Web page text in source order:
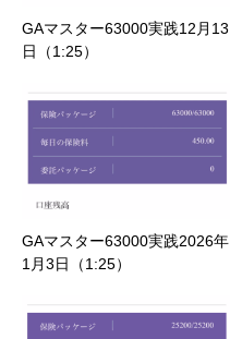
GAマスター63000実践12月13
日（1:25）
GAマスター63000実践2026年
1月3日（1:25）